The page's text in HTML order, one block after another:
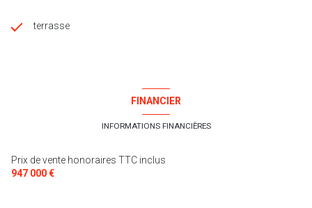
terrasse
FINANCIER
INFORMATIONS FINANCIÈRES
Prix de vente honoraires TTC inclus
947 000 €